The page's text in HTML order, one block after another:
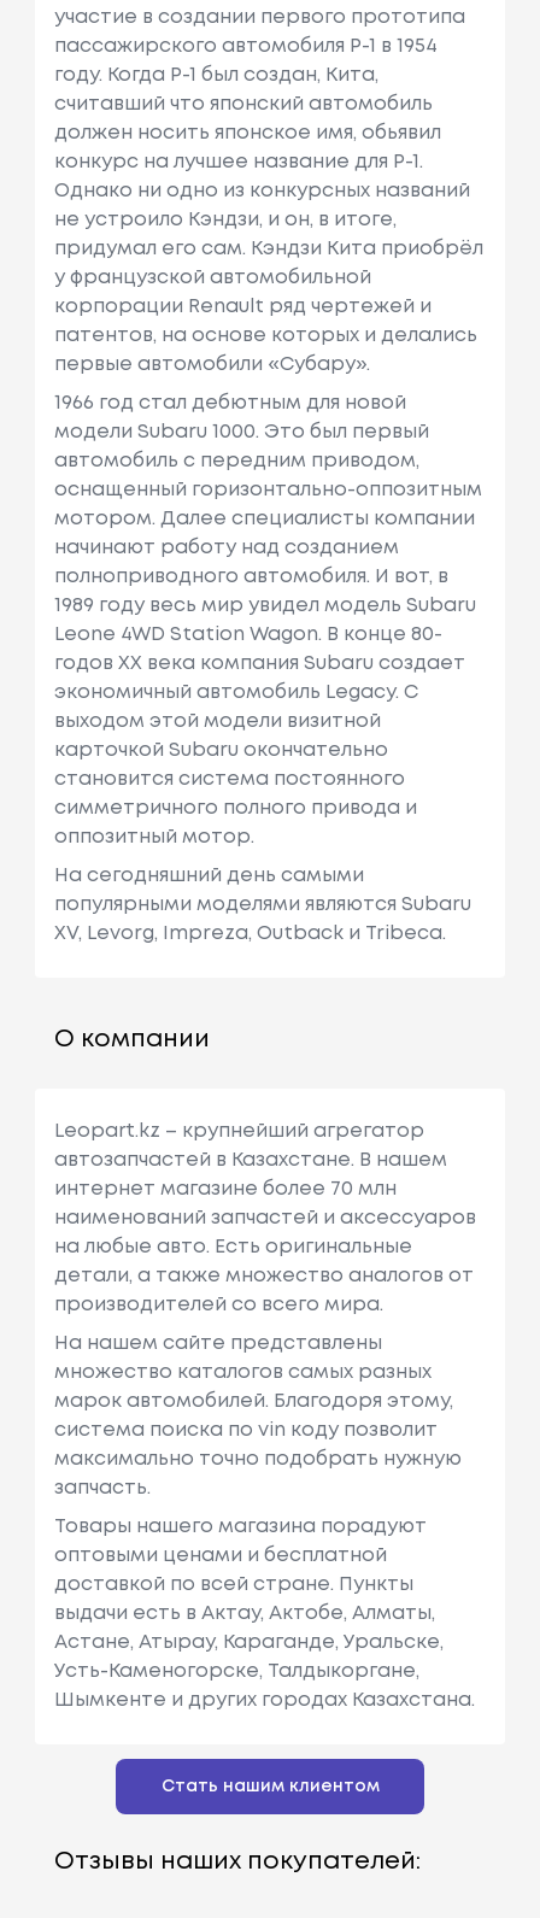
участие в создании первого прототипа
пассажирского автомобиля Р-1 в 1954
году. Когда P-1 был создан, Кита,
считавший что японский автомобиль
должен носить японское имя, обьявил
конкурс на лучшее название для P-1.
Однако ни одно из конкурсных названий
не устроило Кэндзи, и он, в итоге,
придумал его сам. Кэндзи Кита приобрёл
у французской автомобильной
корпорации Renault ряд чертежей и
патентов, на основе которых и делались
первые автомобили «Субару».
1966 год стал дебютным для новой
модели Subaru 1000. Это был первый
автомобиль с передним приводом,
оснащенный горизонтально-оппозитным
мотором. Далее специалисты компании
начинают работу над созданием
полноприводного автомобиля. И вот, в
1989 году весь мир увидел модель Subaru
Leone 4WD Station Wagon. В конце 80-
годов XX века компания Subaru создает
экономичный автомобиль Legacy. С
выходом этой модели визитной
карточкой Subaru окончательно
становится система постоянного
симметричного полного привода и
оппозитный мотор.
На сегодняшний день самыми
популярными моделями являются Subaru
XV, Levorg, Impreza, Outback и Tribeca.
О компании
Leopart.kz – крупнейший агрегатор
автозапчастей в Казахстане. В нашем
интернет магазине более 70 млн
наименований запчастей и аксессуаров
на любые авто. Есть оригинальные
детали, а также множество аналогов от
производителей со всего мира.
На нашем сайте представлены
множество каталогов самых разных
марок автомобилей. Благодоря этому,
система поиска по vin коду позволит
максимально точно подобрать нужную
запчасть.
Товары нашего магазина порадуют
оптовыми ценами и бесплатной
доставкой по всей стране. Пункты
выдачи есть в Актау, Актобе, Алматы,
Астане, Атырау, Караганде, Уральске,
Усть-Каменогорске, Талдыкоргане,
Шымкенте и других городах Казахстана.
Стать нашим клиентом
Отзывы наших покупателей: